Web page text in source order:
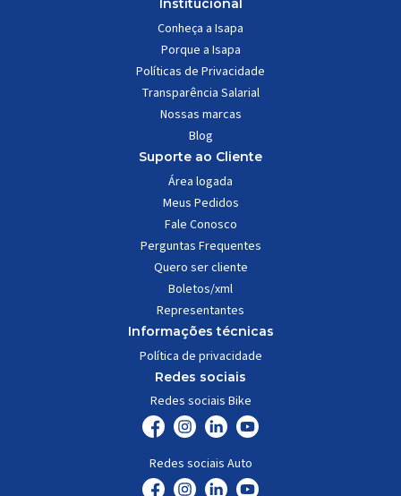
Institucional
Conheça a Isapa
Porque a Isapa
Políticas de Privacidade
Transparência Salarial
Nossas marcas
Blog
Suporte ao Cliente
Área logada
Meus Pedidos
Fale Conosco
Perguntas Frequentes
Quero ser cliente
Boletos/xml
Representantes
Informações técnicas
Política de privacidade
Redes sociais
Redes sociais Bike
Redes sociais Auto